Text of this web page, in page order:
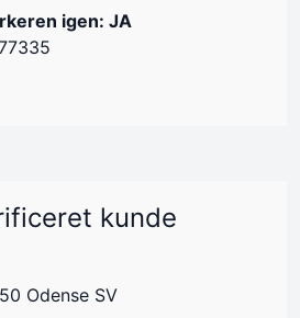
igen: JA
kunde
Odense SV